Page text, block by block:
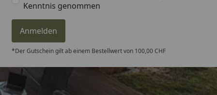
Kenntnis genommen
Anmelden
*Der Gutschein gilt ab einem Bestellwert von 100,00 CHF